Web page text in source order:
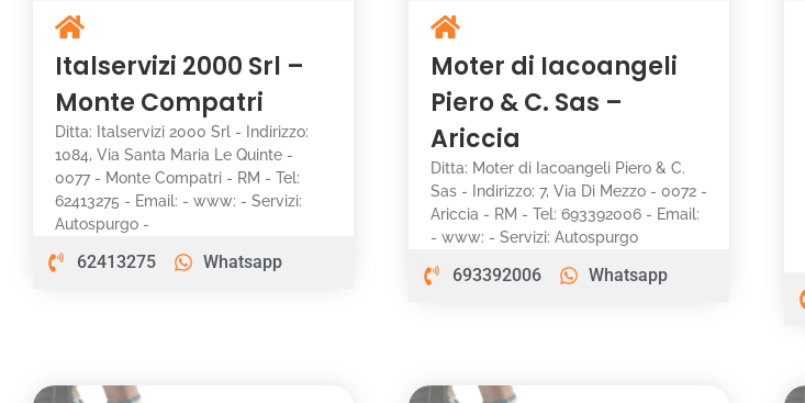
Italservizi 2000 Srl –
Monte Compatri
Ditta: Italservizi 2000 Srl - Indirizzo:
1084, Via Santa Maria Le Quinte -
0077 - Monte Compatri - RM - Tel:
62413275 - Email: - www: - Servizi:
Autospurgo -
62413275 Whatsapp
Moter di Iacoangeli
Piero & C. Sas –
Ariccia
Ditta: Moter di Iacoangeli Piero & C.
Sas - Indirizzo: 7, Via Di Mezzo - 0072 -
Ariccia - RM - Tel: 693392006 - Email:
- www: - Servizi: Autospurgo
693392006 Whatsapp